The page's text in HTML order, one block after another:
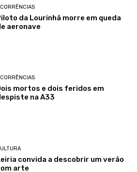
da Lourinhã morre em queda
aeronave
mortos e dois feridos em
na A33
convida a descobrir um verão
arte